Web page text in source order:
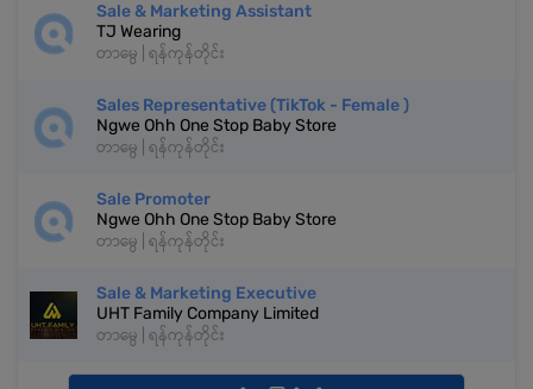
Sale & Marketing Assistant
TJ Wearing
တာမွေ | ရန်ကုန်တိုင်း
Sales Representative (TikTok - Female )
Ngwe Ohh One Stop Baby Store
တာမွေ | ရန်ကုန်တိုင်း
Sale Promoter
Ngwe Ohh One Stop Baby Store
တာမွေ | ရန်ကုန်တိုင်း
Sale & Marketing Executive
UHT Family Company Limited
တာမွေ | ရန်ကုန်တိုင်း